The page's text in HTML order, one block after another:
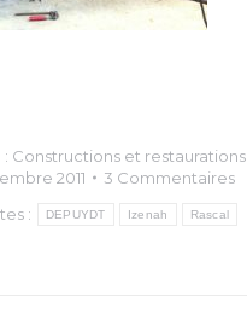
Constructions et restaurations
2011
3 Commentaires
:
DEPUYDT Izenah Rascal